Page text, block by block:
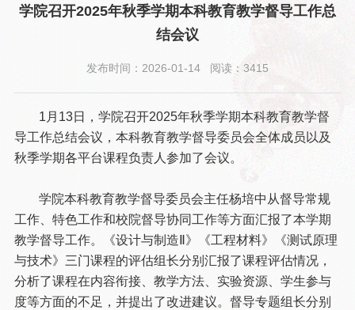
学院召开2025年秋季学期本科教育教学督导工作总
结会议
发布时间：2026-01-14 阅读：3415
1月13日，学院召开2025年秋季学期本科教育教学督
导工作总结会议，本科教育教学督导委员会全体成员以及
秋季学期各平台课程负责人参加了会议。
学院本科教育教学督导委员会主任杨培中从督导常规
工作、特色工作和校院督导协同工作等方面汇报了本学期
教学督导工作。《设计与制造Ⅱ》《工程材料》《测试原理
与技术》三门课程的评估组长分别汇报了课程评估情况，
分析了课程在内容衔接、教学方法、实验资源、学生参与
度等方面的不足，并提出了改进建议。督导专题组长分别